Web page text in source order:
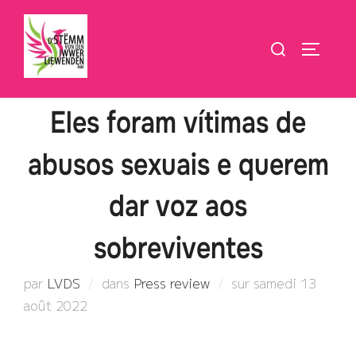
Aller
contenu
Rechercher :
Eles foram vítimas de
abusos sexuais e querem
dar voz aos
sobreviventes
par LVDS dans Press review sur Publié
samedi 13
août 2022